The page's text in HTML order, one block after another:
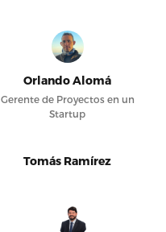
Orlando Alomá
Gerente de Proyectos en un
Startup
Tomás Ramírez